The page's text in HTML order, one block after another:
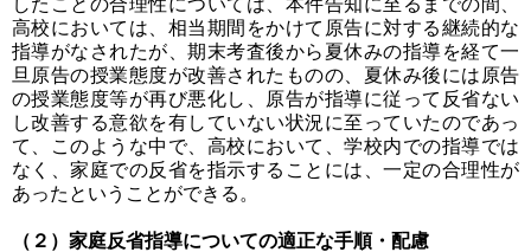
高校においては、相当期間をかけて原告に対する継続的な
指導がなされたが、期末考査後から夏休みの指導を経て一
旦原告の授業態度が改善されたものの、夏休み後には原告
の授業態度等が再び悪化し、原告が指導に従って反省ない
し改善する意欲を有していない状況に至っていたのであっ
て、このような中で、高校において、学校内での指導では
なく、家庭での反省を指示することには、一定の合理性が
あったということができる。
（２）家庭反省指導についての適正な手順・配慮